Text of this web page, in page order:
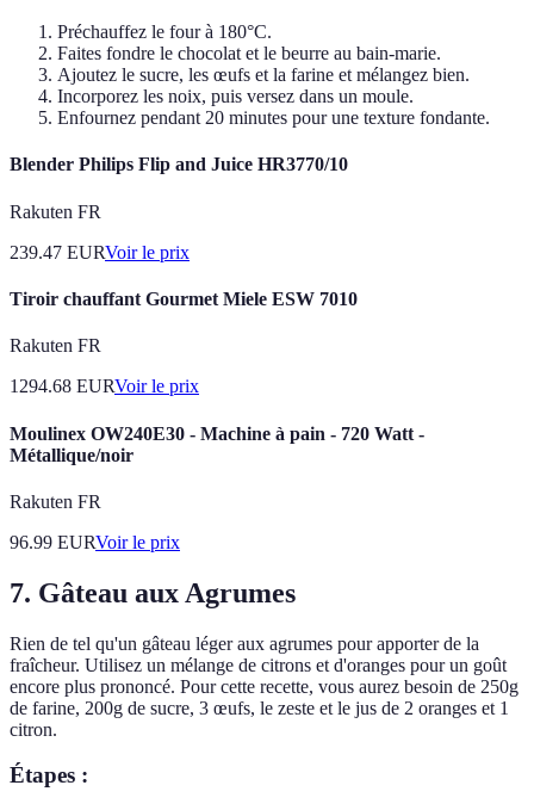
Préchauffez le four à 180°C.
Faites fondre le chocolat et le beurre au bain-marie.
Ajoutez le sucre, les œufs et la farine et mélangez bien.
Incorporez les noix, puis versez dans un moule.
Enfournez pendant 20 minutes pour une texture fondante.
Blender Philips Flip and Juice HR3770/10
Rakuten FR
239.47 EURVoir le prix
Tiroir chauffant Gourmet Miele ESW 7010
Rakuten FR
1294.68 EURVoir le prix
Moulinex OW240E30 - Machine à pain - 720 Watt -
Métallique/noir
Rakuten FR
96.99 EURVoir le prix
7. Gâteau aux Agrumes
Rien de tel qu'un gâteau léger aux agrumes pour apporter de la
fraîcheur. Utilisez un mélange de citrons et d'oranges pour un goût
encore plus prononcé. Pour cette recette, vous aurez besoin de 250g
de farine, 200g de sucre, 3 œufs, le zeste et le jus de 2 oranges et 1
citron.
Étapes :